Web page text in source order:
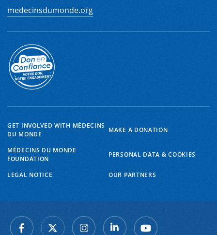
medecinsdumonde.org
GET INVOLVED WITH MÉDECINS
DU MONDE
MAKE A DONATION
MÉDECINS DU MONDE
FOUNDATION
PERSONAL DATA & COOKIES
LEGAL NOTICE OUR PARTNERS